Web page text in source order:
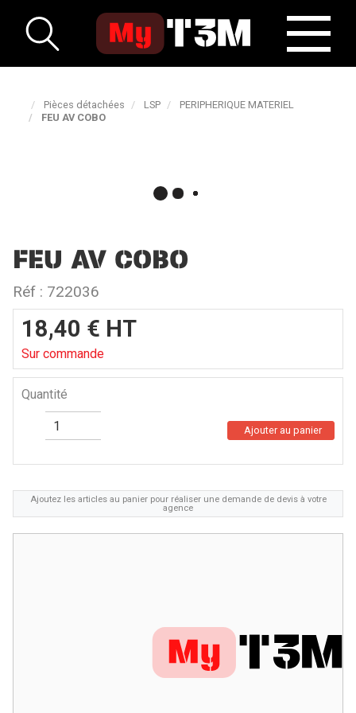
Pièces détachées LSP
PERIPHERIQUE MATERIEL
FEU AV COBO
FEU AV COBO
Réf : 722036
Ajoutez les articles au panier pour réaliser une demande de devis à votre
agence
18,40 € HT
Sur commande
Quantité
Ajouter au panier